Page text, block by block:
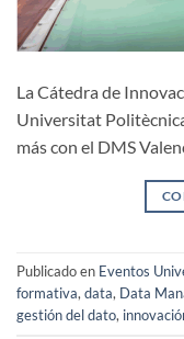
La Cátedra de
Universitat
más con el DMS
Publicado en Eventos
formativa,data, Data
gestión del dato,